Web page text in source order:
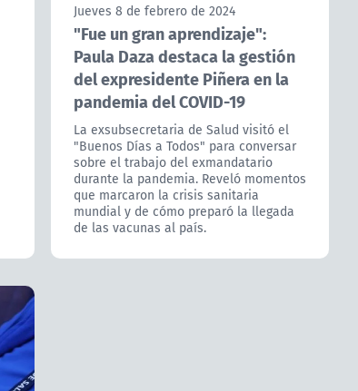
Jueves 8 de febrero de 2024
"Fue un gran aprendizaje":
Paula Daza destaca la gestión
del expresidente Piñera en la
pandemia del COVID-19
La exsubsecretaria de Salud visitó el
"Buenos Días a Todos" para conversar
sobre el trabajo del exmandatario
durante la pandemia. Reveló momentos
que marcaron la crisis sanitaria
mundial y de cómo preparó la llegada
de las vacunas al país.